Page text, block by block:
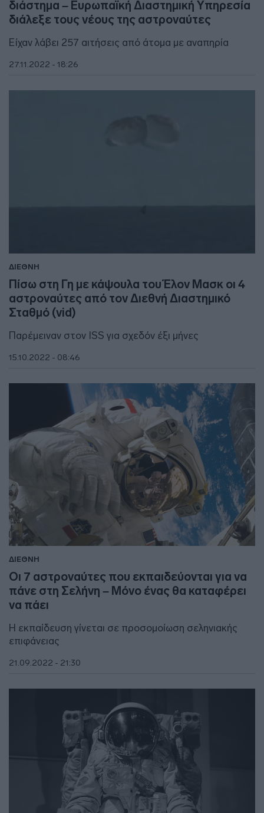
διάστημα – Ευρωπαϊκή Διαστημική Υπηρεσία
διάλεξε τους νέους της αστροναύτες
Είχαν λάβει 257 αιτήσεις από άτομα με αναπηρία
27.11.2022 - 18:26
ΔΙΕΘΝΗ
Πίσω στη Γη με κάψουλα του Έλον Μασκ οι 4
αστροναύτες από τον Διεθνή Διαστημικό
Σταθμό (vid)
Παρέμειναν στον ISS για σχεδόν έξι μήνες
15.10.2022 - 08:46
ΔΙΕΘΝΗ
Οι 7 αστροναύτες που εκπαιδεύονται για να
πάνε στη Σελήνη – Μόνο ένας θα καταφέρει
να πάει
Η εκπαίδευση γίνεται σε προσομοίωση σεληνιακής
επιφάνειας
21.09.2022 - 21:30